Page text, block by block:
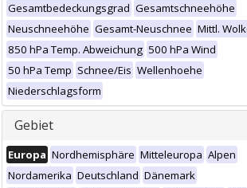
Gesamtbedeckungsgrad Gesamtschneehöhe
Neuschneehöhe Gesamt-Neuschnee Mittl.
850 hPa Temp. Abweichung 500 hPa Wind
50 hPa Temp Schnee/Eis Wellenhoehe
Niederschlagsform
Gebiet
Europa Nordhemisphäre Mitteleuropa Alpen
Nordamerika Deutschland Dänemark